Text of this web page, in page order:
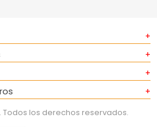
+
+
+
+
Todos los derechos reservados.